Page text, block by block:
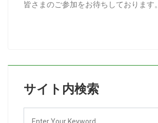
皆さまのご参加をお待ちしております。
サイト内検索